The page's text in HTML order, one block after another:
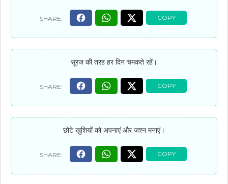
सूरज की तरह हर दिन चमकते रहें।
छोटे खुशियों को अपनाएं और जश्न मनाएं।